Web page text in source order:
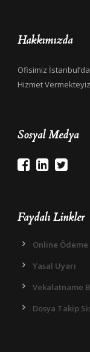
Hakkımızda
Ofisimiz
Hizmet
Sosyal Medya
Faydalı Linkler
Online Ödeme
Yasal Uyarı
Vekalatname
Dosya Takip